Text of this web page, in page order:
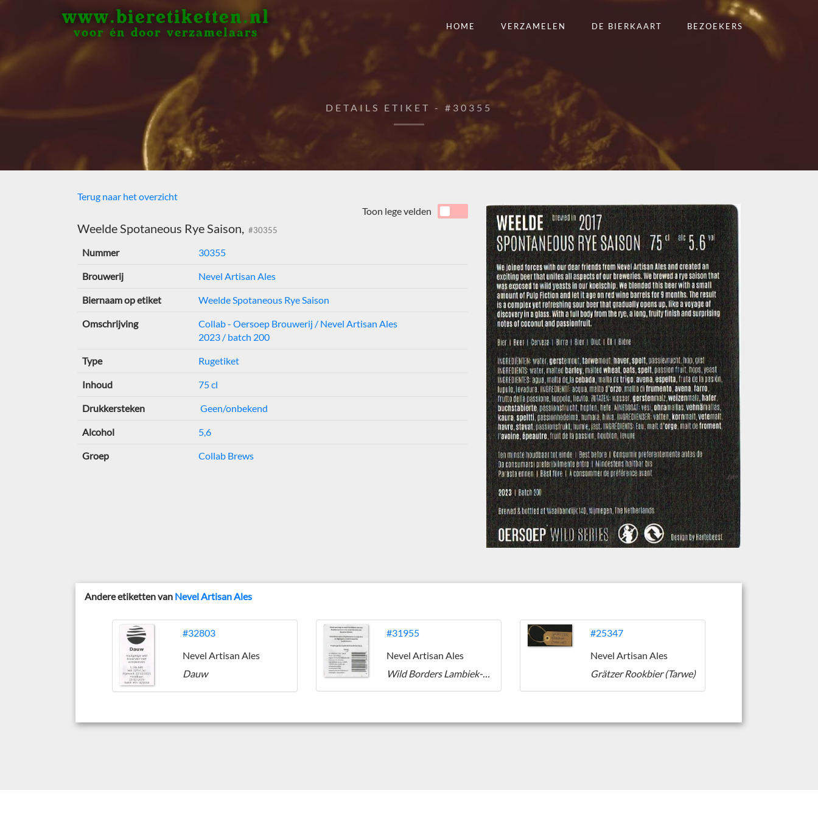
www.bieretiketten.nl
voor én door verzamelaars
HOME VERZAMELEN DE BIERKAART BEZOEKERS
DETAILS ETIKET - #30355
Terug naar het overzicht
Weelde Spotaneous Rye Saison, #30355
Toon lege velden
Nummer 30355
Brouwerij Nevel Artisan Ales
Biernaam op etiket Weelde Spotaneous Rye Saison
Omschrijving
Collab - Oersoep Brouwerij / Nevel Artisan Ales
2023 / batch 200
Type Rugetiket
Inhoud 75 cl
Drukkersteken Geen/onbekend
Alcohol 5,6
Groep Collab Brews
Andere etiketten van Nevel Artisan Ales
#32803
Nevel Artisan Ales
Dauw
#31955
Nevel Artisan Ales
#25347
Nevel Artisan Ales
Grätzer Rookbier (Tarwe)